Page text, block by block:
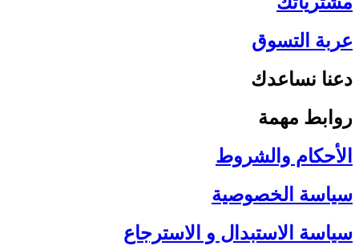
عربة التسوق
دعنا نساعدك
روابط مهمة
الأحكام والشروط
سياسة الخصوصية
سياسة الاستبدال و الاسترجاع